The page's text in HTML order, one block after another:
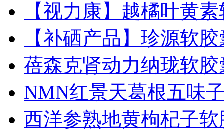
【视力康】越橘叶黄
【补硒产品】珍源软
蓓森克肾动力纳珑软胶
NMN红景天葛根五味
西洋参熟地黄枸杞子软